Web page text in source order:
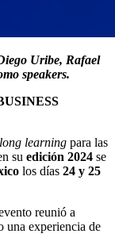
Uribe, Rafael
speakers.
learning para las
su edición 2024 se
los días 24 y 25
reunió a
una experiencia de